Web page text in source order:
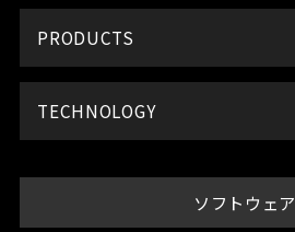
PRODUCTS
TECHNOLOGY
ソフトウェア